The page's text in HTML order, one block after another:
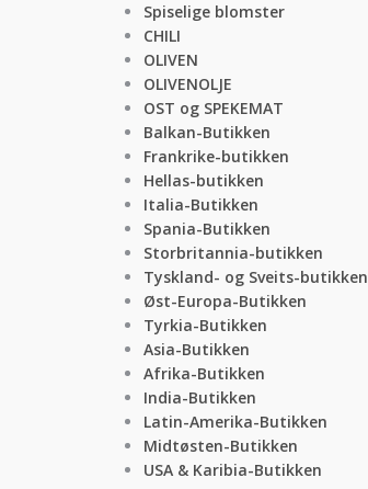
Spiselige blomster
CHILI
OLIVEN
OLIVENOLJE
OST og SPEKEMAT
Balkan-Butikken
Frankrike-butikken
Hellas-butikken
Italia-Butikken
Spania-Butikken
Storbritannia-butikken
Tyskland- og Sveits-butikken
Øst-Europa-Butikken
Tyrkia-Butikken
Asia-Butikken
Afrika-Butikken
India-Butikken
Latin-Amerika-Butikken
Midtøsten-Butikken
USA & Karibia-Butikken